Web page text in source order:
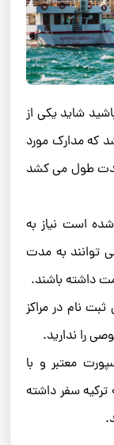
شاید یکی از
که مدارک مورد
مدت طول می کشد
شده است نیاز به
توانند به مدت
نام در مراکز
را ندارید.
معتبر و با
ترکیه سفر داشته